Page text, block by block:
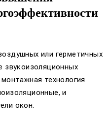
или герметичных
звукоизоляционных
технология
и
окон.